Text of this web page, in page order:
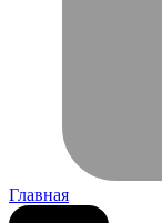
Главная